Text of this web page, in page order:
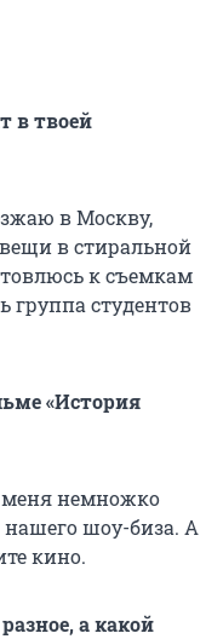
в твоей
в Москву,
в стиральной
к съемкам
группа студентов
«История
немножко
шоу-биза. А
кино.
а какой